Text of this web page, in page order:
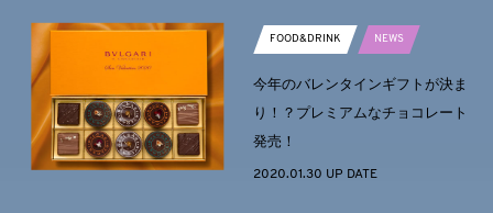
FOOD&DRINK NEWS
今年のバレンタインギフトが決ま
り！？プレミアムなチョコレート
発売！
2020.01.30 UP DATE